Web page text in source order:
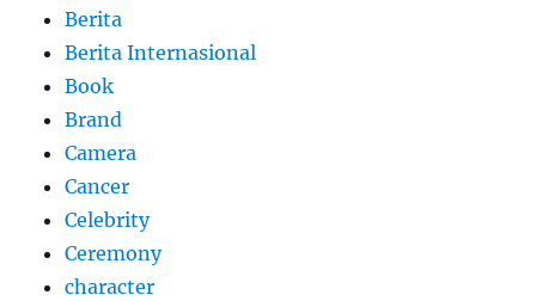
Berita
Berita Internasional
Book
Brand
Camera
Cancer
Celebrity
Ceremony
character